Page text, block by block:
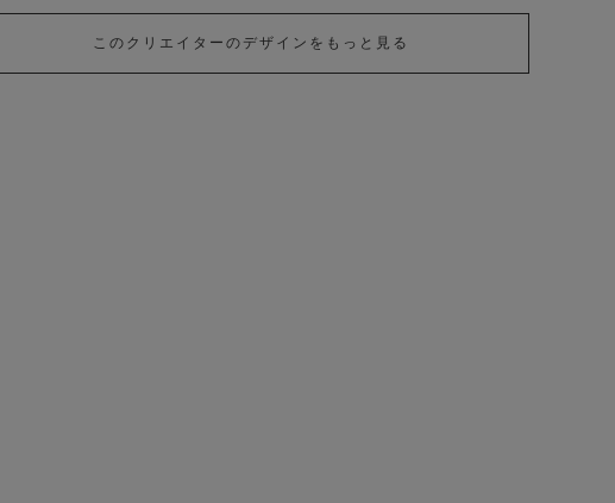
このクリエイターのデザインをもっと見る